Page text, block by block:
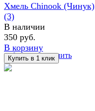
избранное сравнить
Хмель Chinook (Чинук)
(3)
В наличии
350 руб.
В корзину